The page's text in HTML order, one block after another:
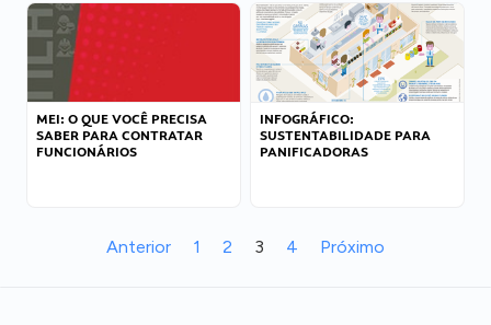
MEI: O QUE VOCÊ PRECISA
SABER PARA CONTRATAR
FUNCIONÁRIOS
INFOGRÁFICO:
SUSTENTABILIDADE PARA
PANIFICADORAS
Anterior 1 2 3 4 Próximo